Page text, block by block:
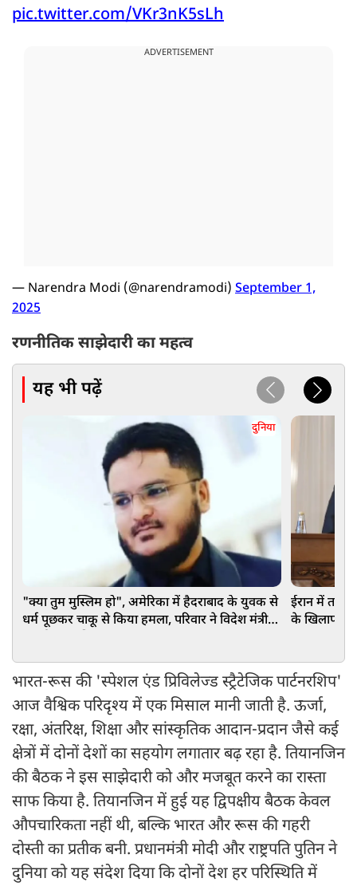
pic.twitter.com/VKr3nK5sLh
ADVERTISEMENT
— Narendra Modi (@narendramodi) September 1,
2025
रणनीतिक साझेदारी का महत्व
यह भी पढ़ें
दुनिया
"क्या तुम मुस्लिम हो", अमेरिका में हैदराबाद के युवक से
धर्म पूछकर चाकू से किया हमला, परिवार ने विदेश मंत्री से
ईरान में
के खिलाफ
भारत-रूस की 'स्पेशल एंड प्रिविलेज्ड स्ट्रैटेजिक पार्टनरशिप'
आज वैश्विक परिदृश्य में एक मिसाल मानी जाती है. ऊर्जा,
रक्षा, अंतरिक्ष, शिक्षा और सांस्कृतिक आदान-प्रदान जैसे कई
क्षेत्रों में दोनों देशों का सहयोग लगातार बढ़ रहा है. तियानजिन
की बैठक ने इस साझेदारी को और मजबूत करने का रास्ता
साफ किया है. तियानजिन में हुई यह द्विपक्षीय बैठक केवल
औपचारिकता नहीं थी, बल्कि भारत और रूस की गहरी
दोस्ती का प्रतीक बनी. प्रधानमंत्री मोदी और राष्ट्रपति पुतिन ने
दुनिया को यह संदेश दिया कि दोनों देश हर परिस्थिति में